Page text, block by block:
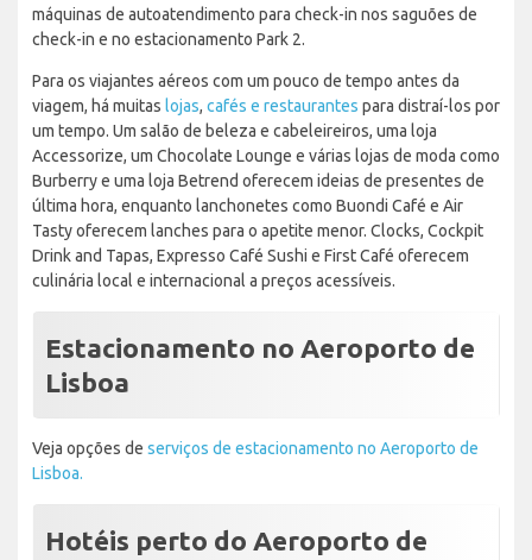
máquinas de autoatendimento para check-in nos saguões de
check-in e no estacionamento Park 2.
Para os viajantes aéreos com um pouco de tempo antes da
viagem, há muitas lojas, cafés e restaurantes para distraí-los por
um tempo. Um salão de beleza e cabeleireiros, uma loja
Accessorize, um Chocolate Lounge e várias lojas de moda como
Burberry e uma loja Betrend oferecem ideias de presentes de
última hora, enquanto lanchonetes como Buondi Café e Air
Tasty oferecem lanches para o apetite menor. Clocks, Cockpit
Drink and Tapas, Expresso Café Sushi e First Café oferecem
culinária local e internacional a preços acessíveis.
Estacionamento no Aeroporto de
Lisboa
Veja opções de serviços de estacionamento no Aeroporto de
Lisboa.
Hotéis perto do Aeroporto de